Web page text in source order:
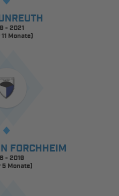
- 2021
Monate)
FORCHHEIM
- 2019
5 Monate)